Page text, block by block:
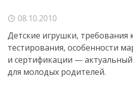
08.10.2010
Детские игрушки, требования
тестирования, особенности
и сертификации —
для молодых родителей.